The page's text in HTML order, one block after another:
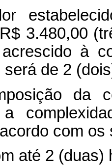
3.480,00
à
de 2
da
a
com
até 2